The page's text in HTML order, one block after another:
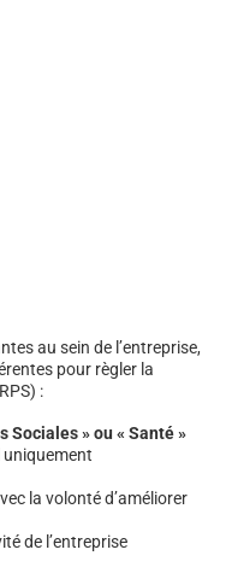
au sein de l’entreprise,
pour règler la
:
Sociales » ou « Santé »
la volonté d’améliorer
de l’entreprise